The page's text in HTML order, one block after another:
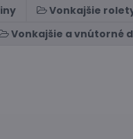
Vonkajšie
Vonkajšie a vnútorné